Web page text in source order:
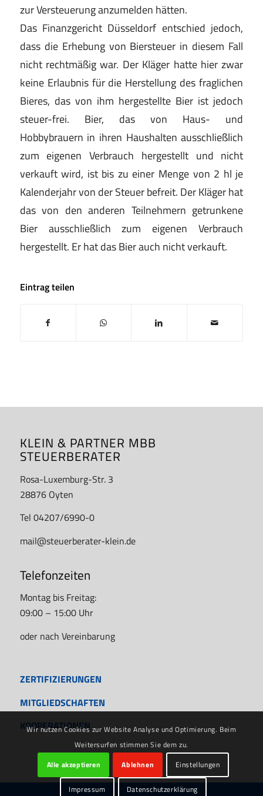
zur Versteuerung anzumelden hätten.
Das Finanzgericht Düsseldorf entschied jedoch,
dass die Erhebung von Biersteuer in diesem Fall
nicht rechtmäßig war. Der Kläger hatte hier zwar
keine Erlaubnis für die Herstellung des fraglichen
Bieres, das von ihm hergestellte Bier ist jedoch
steuer-frei. Bier, das von Haus- und
Hobbybrauern in ihren Haushalten ausschließlich
zum eigenen Verbrauch hergestellt und nicht
verkauft wird, ist bis zu einer Menge von 2 hl je
Kalenderjahr von der Steuer befreit. Der Kläger hat
das von den anderen Teilnehmern getrunkene
Bier ausschließlich zum eigenen Verbrauch
hergestellt. Er hat das Bier auch nicht verkauft.
Eintrag teilen
KLEIN & PARTNER MBB
STEUERBERATER
Rosa-Luxemburg-Str. 3
28876 Oyten
Tel 04207/6990-0
mail@steuerberater-klein.de
Telefonzeiten
Montag bis Freitag:
09:00 – 15:00 Uhr
oder nach Vereinbarung
ZERTIFIZIERUNGEN
MITGLIEDSCHAFTEN
KOOPERATIONEN
Wir nutzen Cookies zur Website Analyse und Optimierung. Beim
Weitersurfen stimmen Sie dem zu.
Alle akzeptieren
Ablehnen Einstellungen
Impressum Datenschutzerklärung